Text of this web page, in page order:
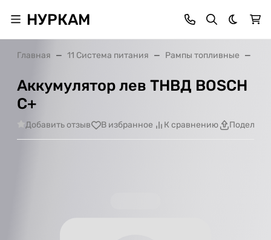
НУРКАМ Темная
Главная 11 Система питания Рампы топливные
Аккумулятор лев ТНВД BOSCH
С+
Добавить отзыв В избранное К сравнению